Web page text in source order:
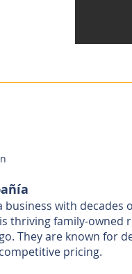
business with decades
thriving family-owned
They are known for
pricing.